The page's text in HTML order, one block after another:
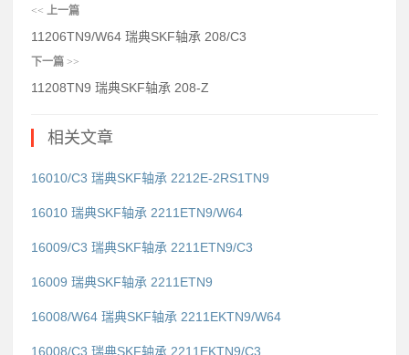
<< 上一篇
11206TN9/W64 瑞典SKF轴承 208/C3
下一篇 >>
11208TN9 瑞典SKF轴承 208-Z
相关文章
16010/C3 瑞典SKF轴承 2212E-2RS1TN9
16010 瑞典SKF轴承 2211ETN9/W64
16009/C3 瑞典SKF轴承 2211ETN9/C3
16009 瑞典SKF轴承 2211ETN9
16008/W64 瑞典SKF轴承 2211EKTN9/W64
16008/C3 瑞典SKF轴承 2211EKTN9/C3